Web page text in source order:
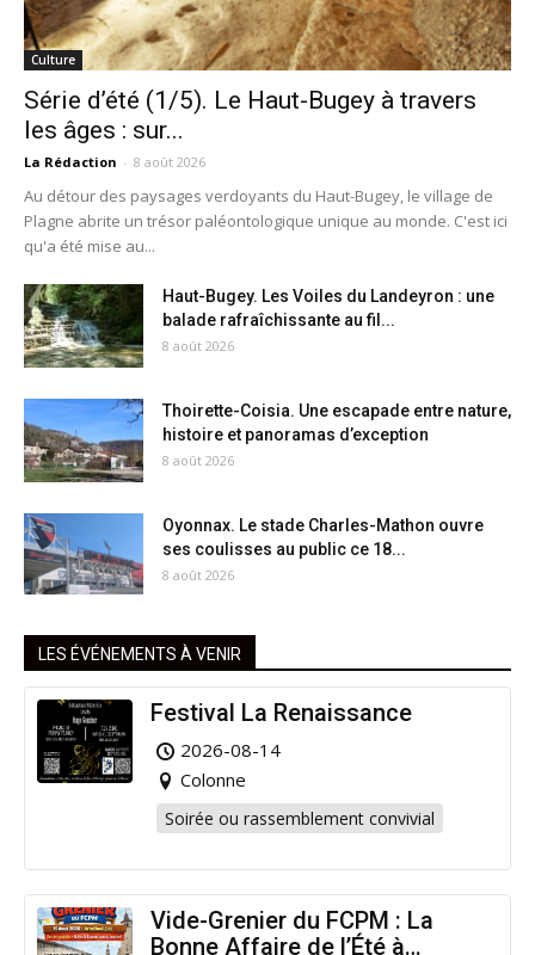
Culture
Série d’été (1/5). Le Haut-Bugey à travers
les âges : sur...
La Rédaction - 8 août 2026
Au détour des paysages verdoyants du Haut-Bugey, le village de
Plagne abrite un trésor paléontologique unique au monde. C'est ici
qu'a été mise au...
Haut-Bugey. Les Voiles du Landeyron : une
balade rafraîchissante au fil...
8 août 2026
Thoirette-Coisia. Une escapade entre nature,
histoire et panoramas d’exception
8 août 2026
Oyonnax. Le stade Charles-Mathon ouvre
ses coulisses au public ce 18...
8 août 2026
LES ÉVÉNEMENTS À VENIR
Festival La Renaissance
2026-08-14
Colonne
Soirée ou rassemblement convivial
Vide-Grenier du FCPM : La
Bonne Affaire de l’Été à